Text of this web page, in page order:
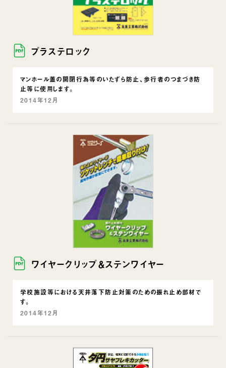
プラステロック
マンホール蓋の開閉行為等のいたずら防止、歩行者のつまづき防
止等に使用します。
2014年12月
ワイヤークリップ＆ステンワイヤー
学校施設等における天井落下防止対策のための振れ止め部材で
す。
2014年12月